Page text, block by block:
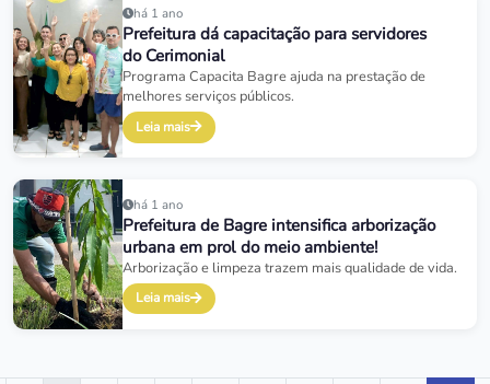
há 1 ano
Prefeitura dá capacitação para servidores
do Cerimonial
Programa Capacita Bagre ajuda na prestação de
melhores serviços públicos.
Leia mais
há 1 ano
Prefeitura de Bagre intensifica arborização
urbana em prol do meio ambiente!
Arborização e limpeza trazem mais qualidade de vida.
Leia mais